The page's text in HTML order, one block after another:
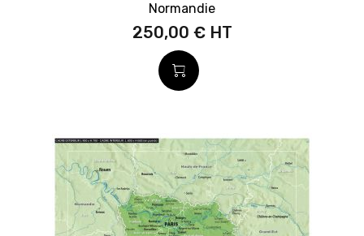
Normandie
250,00 €